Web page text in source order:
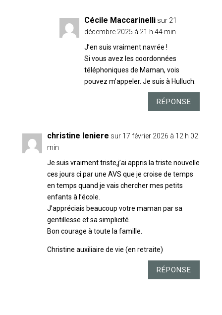
Cécile Maccarinelli sur 21
décembre 2025 à 21 h 44 min
J’en suis vraiment navrée !
Si vous avez les coordonnées
téléphoniques de Maman, vois
pouvez m’appeler. Je suis à Hulluch.
RÉPONSE
christine leniere sur 17 février 2026 à 12 h 02
min
Je suis vraiment triste,j’ai appris la triste nouvelle
ces jours ci par une AVS que je croise de temps
en temps quand je vais chercher mes petits
enfants à l’école.
J’appréciais beaucoup votre maman par sa
gentillesse et sa simplicité.
Bon courage à toute la famille.
Christine auxiliaire de vie (en retraite)
RÉPONSE